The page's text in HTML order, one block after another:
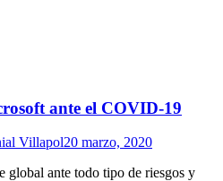
ante el COVID-19
Villapol20 marzo, 2020
global ante todo tipo de riesgos y